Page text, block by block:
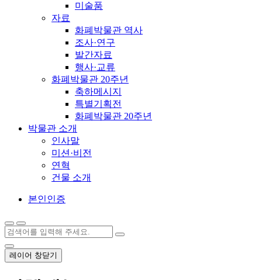
미술품
자료
화폐박물관 역사
조사·연구
발간자료
행사·교류
화폐박물관 20주년
축하메시지
특별기획전
화폐박물관 20주년
박물관 소개
인사말
미션·비전
연혁
건물 소개
본인인증
레이어 창닫기